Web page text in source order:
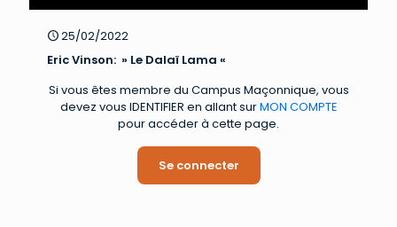
25/02/2022
Eric Vinson: » Le Dalaï Lama «
Si vous êtes membre du Campus Maçonnique, vous
devez vous IDENTIFIER en allant surMON COMPTE
pour accéder à cette page.
Se connecter